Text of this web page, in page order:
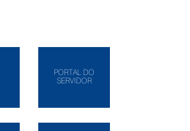
PORTAL DO
SERVIDOR